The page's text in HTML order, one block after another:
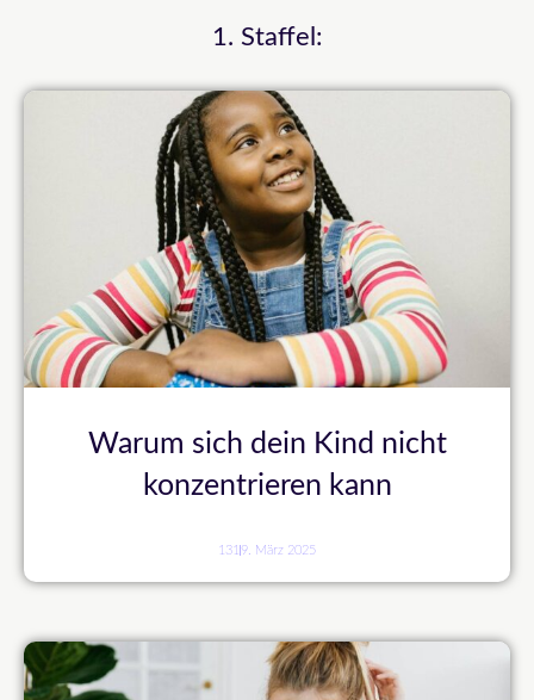
1. Staffel:
Warum sich dein Kind nicht
konzentrieren kann
131 9. März 2025